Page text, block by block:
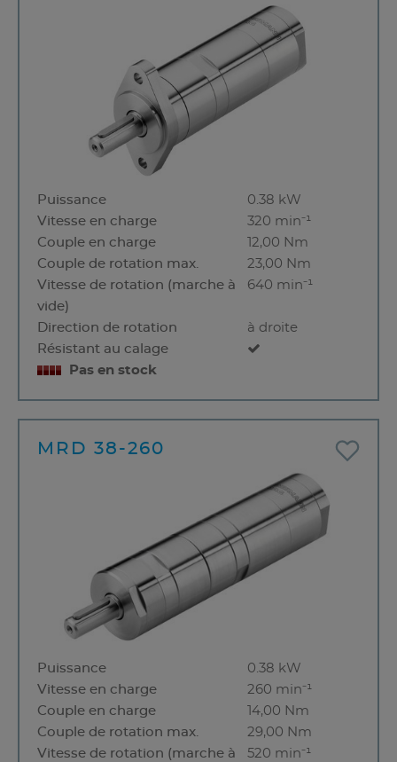
Puissance
0.38 kW
Vitesse en charge
320 min⁻¹
Couple en charge
12,00 Nm
Couple de rotation max.
23,00 Nm
Vitesse de rotation (marche à
vide)
640 min⁻¹
Direction de rotation
à droite
Résistant au calage
Pas en stock
MRD 38-260
Puissance
0.38 kW
Vitesse en charge
260 min⁻¹
Couple en charge
14,00 Nm
Couple de rotation max.
29,00 Nm
Vitesse de rotation (marche à
520 min⁻¹